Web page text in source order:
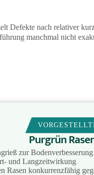
Defekte nach relativer
manchmal nicht
Purgrün
zur Bodenverbesserung
und Langzeitwirkung
Rasen konkurrenzfähig